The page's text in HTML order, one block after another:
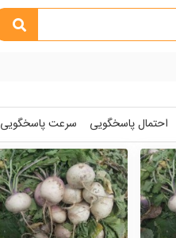
احتمال پاسخگویی سرعت پاسخگویی